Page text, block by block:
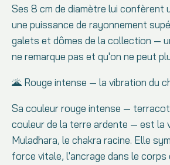
Ses 8 cm de diamètre lui confèrent
une puissance de rayonnement
galets et dômes de la collection —
ne remarque pas et qu'on ne peut
🌋 Rouge intense — la vibration du
Sa couleur rouge intense —
couleur de la terre ardente — est la
Muladhara, le chakra racine. Elle
force vitale, l'ancrage dans le corps